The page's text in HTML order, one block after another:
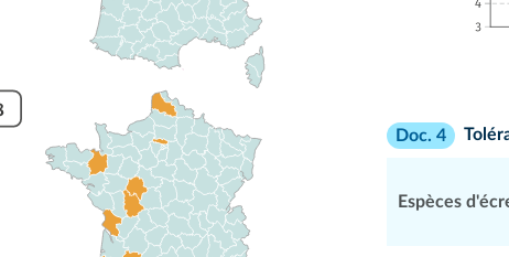
Doc. 4
Espèces